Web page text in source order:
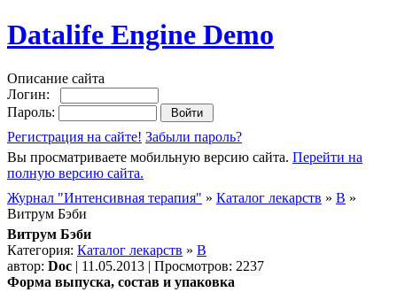
Datalife Engine Demo
Описание сайта
Логин:
Пароль:
Регистрация на сайте! Забыли пароль?
Вы просматриваете мобильную версию сайта. Перейти на
полную версию сайта.
Журнал "Интенсивная терапия" » Каталог лекарств » В »
Витрум Бэби
Витрум Бэби
Категория: Каталог лекарств » В
автор: Doc | 11.05.2013 | Просмотров: 2237
Форма выпуска, состав и упаковка